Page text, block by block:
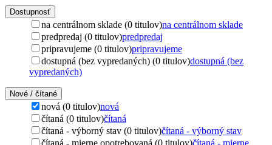
Dostupnosť
na centrálnom sklade (0 titulov)na centrálnom sklade
predpredaj (0 titulov)predpredaj
pripravujeme (0 titulov)pripravujeme
dostupná (bez vypredaných) (0 titulov)dostupná (bez
vypredaných)
Nové / čítané
nová (0 titulov)nová
čítaná (0 titulov)čítaná
čítaná - výborný stav (0 titulov)čítaná - výborný stav
čítaná - mierne opotrebovaná (0 titulov)čítaná - mierne